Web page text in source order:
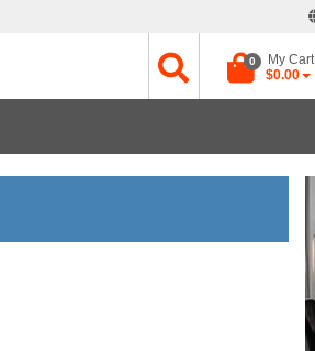
My Cart
0
$0.00